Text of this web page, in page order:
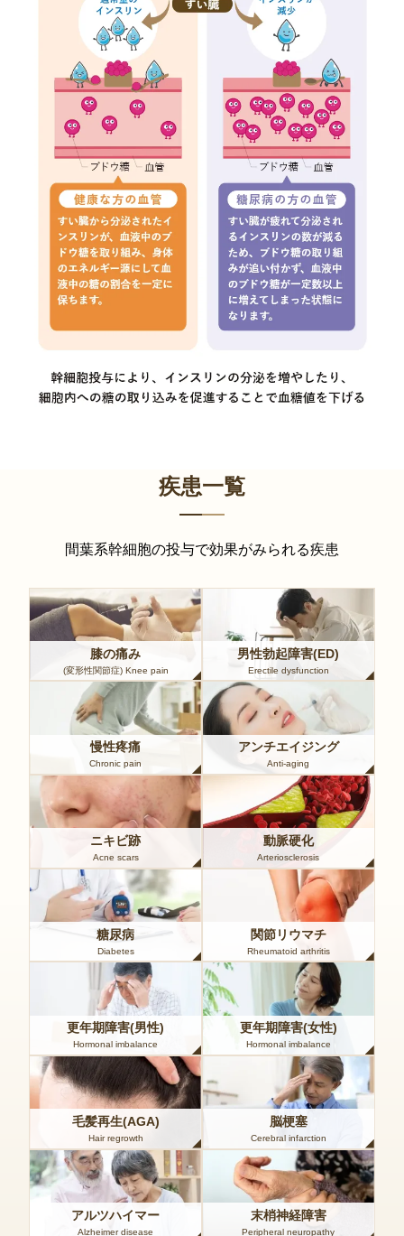
疾患一覧
間葉系幹細胞の投与で効果がみられる疾患
膝の痛み
(変形性関節症) Knee pain
男性勃起障害(ED)
Erectile dysfunction
慢性疼痛
Chronic pain
アンチエイジング
Anti-aging
ニキビ跡
Acne scars
動脈硬化
Arteriosclerosis
糖尿病
Diabetes
関節リウマチ
Rheumatoid arthritis
更年期障害(男性)
Hormonal imbalance
更年期障害(女性)
Hormonal imbalance
毛髪再生(AGA)
Hair regrowth
脳梗塞
Cerebral infarction
アルツハイマー
Alzheimer disease
末梢神経障害
Peripheral neuropathy